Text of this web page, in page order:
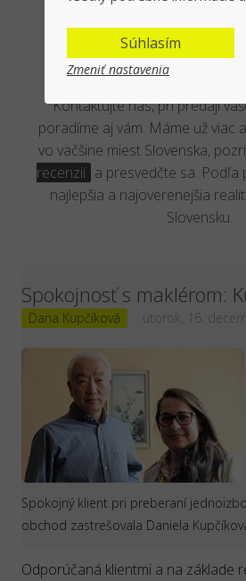
Overená
klientmi
Kontaktujte nás, pri predaji
poradíme aj vám. Máme už viac
vo väčšine miest Slovenska,
recenzií a presvedčte sa. Podľa
najlepšia a najoverenejšia
Slovensku.
Spokojnosť s maklérom:
Dana Kupčíková utorok, 16.
Spokojný klient pri preberaní
obchod zastrešovala Daniela
Odporúčaná klientmi a na základe
Súhlasím
Zmeniť nastavenia